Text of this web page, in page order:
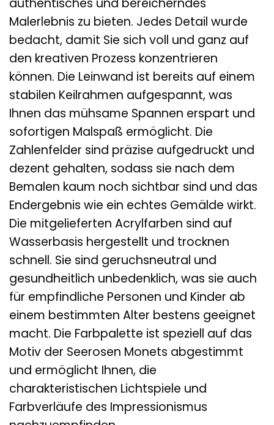
authentisches und bereicherndes
Malerlebnis zu bieten. Jedes Detail wurde
bedacht, damit Sie sich voll und ganz auf
den kreativen Prozess konzentrieren
können. Die Leinwand ist bereits auf einem
stabilen Keilrahmen aufgespannt, was
Ihnen das mühsame Spannen erspart und
sofortigen Malspaß ermöglicht. Die
Zahlenfelder sind präzise aufgedruckt und
dezent gehalten, sodass sie nach dem
Bemalen kaum noch sichtbar sind und das
Endergebnis wie ein echtes Gemälde wirkt.
Die mitgelieferten Acrylfarben sind auf
Wasserbasis hergestellt und trocknen
schnell. Sie sind geruchsneutral und
gesundheitlich unbedenklich, was sie auch
für empfindliche Personen und Kinder ab
einem bestimmten Alter bestens geeignet
macht. Die Farbpalette ist speziell auf das
Motiv der Seerosen Monets abgestimmt
und ermöglicht Ihnen, die
charakteristischen Lichtspiele und
Farbverläufe des Impressionismus